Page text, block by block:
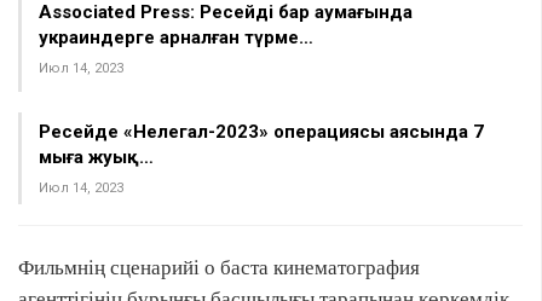
Associated Press: Ресейдің бар аумағында
украиндерге арналған түрме…
Июл 14, 2023
Ресейде «Нелегал-2023» операциясы аясында 7
мыңға жуық…
Июл 14, 2023
Фильмнің сценарийі о баста кинематография